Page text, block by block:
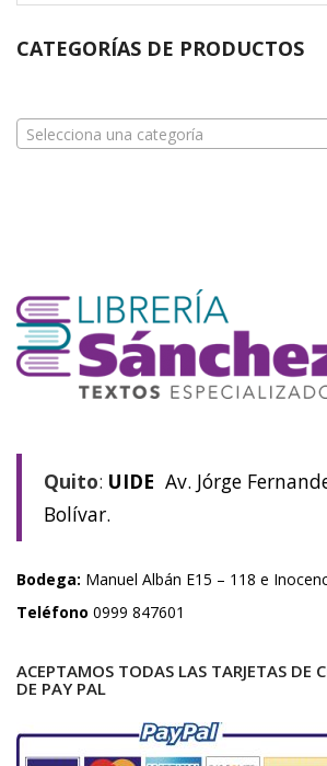
CATEGORÍAS DE PRODUCTOS
Selecciona una categoría
Quito: UIDE Av. Jórge
Bolívar.
Bodega: Manuel Albán E15 – 118 e
Teléfono 0999 847601
ACEPTAMOS TODAS LAS TARJETAS DE
DE PAY PAL